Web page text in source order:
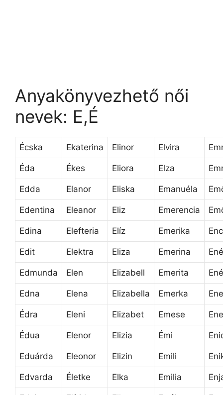
Anyakönyvezhető női
nevek: E,É
Écska Ekaterina Elinor Elvira
Éda Ékes Eliora Elza
Edda Elanor Eliska Emanuéla
Edentina Eleanor Eliz Emerencia
Edina Elefteria Elíz Emerika
Edit Elektra Eliza Emerina Ené
Edmunda Elen Elizabell Emerita
Edna Elena Elizabella Emerka
Édra Eleni Elizabet Emese
Édua Elenor Elizia Émi
Eduárda Eleonor Elizin Emili
Edvarda Életke Elka Emilia